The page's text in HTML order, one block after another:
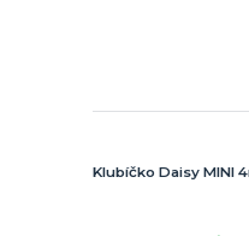
Klubíčko Daisy MINI